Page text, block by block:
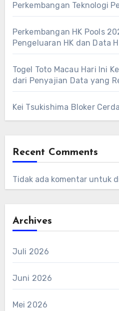
Perkembangan Teknologi
Perkembangan HK Pools
Pengeluaran HK dan Data
Togel Toto Macau Hari Ini
dari Penyajian Data yang
Kei Tsukishima Bloker
Recent Comments
Tidak ada komentar untuk
Archives
Juli 2026
Juni 2026
Mei 2026